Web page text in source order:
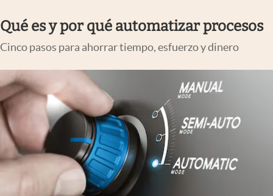
Uruguay
Negocios
Columnistas
Otras secciones
Apertura
Infotechnology
Clase
Clima
Mundial 2026
Qué es y por qué automatizar procesos
Cinco pasos para ahorrar tiempo, esfuerzo y dinero